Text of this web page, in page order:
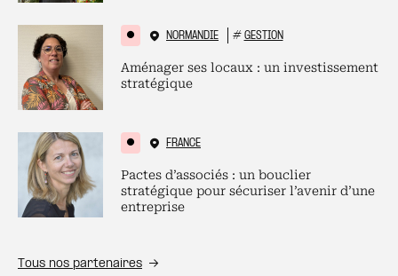
NORMANDIE # GESTION
Aménager ses locaux : un investissement
stratégique
FRANCE
Pactes d’associés : un bouclier
stratégique pour sécuriser l’avenir d’une
entreprise
Tous nos partenaires